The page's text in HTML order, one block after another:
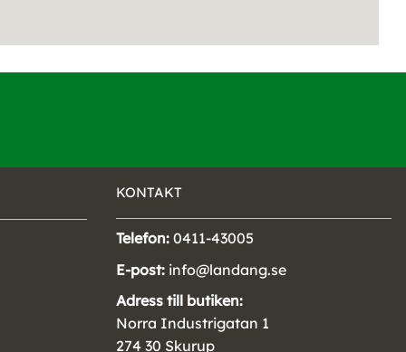
KONTAKT
Telefon: 0411-43005
E-post: info@landang.se
Adress till butiken:
Norra Industrigatan 1
274 30 Skurup